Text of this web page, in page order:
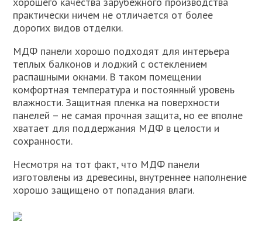
практически ничем не отличается от более
дорогих видов отделки.
МДФ панели хорошо подходят для интерьера
теплых балконов и лоджий с остеклением
распашными окнами. В таком помещении
комфортная температура и постоянный уровень
влажности. Защитная пленка на поверхности
панелей – не самая прочная защита, но ее вполне
хватает для поддержания МДФ в целости и
сохранности.
Несмотря на тот факт, что МДФ панели
изготовлены из древесины, внутреннее наполнение
хорошо защищено от попадания влаги.